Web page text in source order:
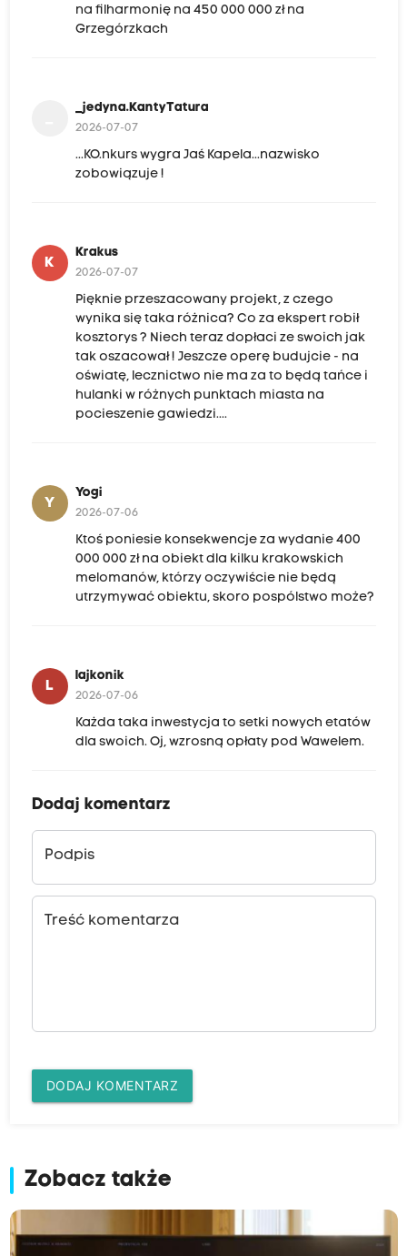
na filharmonię na 450 000 000 zł na
Grzegórzkach
_jedyna.KantyTatura
2026-07-07
...KO.nkurs wygra Jaś Kapela...nazwisko
zobowiązuje !
K
Krakus
2026-07-07
Pięknie przeszacowany projekt, z czego
wynika się taka różnica? Co za ekspert robił
kosztorys ? Niech teraz dopłaci ze swoich jak
tak oszacował ! Jeszcze operę budujcie - na
oświatę, lecznictwo nie ma za to będą tańce i
hulanki w różnych punktach miasta na
pocieszenie gawiedzi....
Y
Yogi
2026-07-06
Ktoś poniesie konsekwencje za wydanie 400
000 000 zł na obiekt dla kilku krakowskich
melomanów, którzy oczywiście nie będą
utrzymywać obiektu, skoro pospólstwo może?
L
lajkonik
2026-07-06
Każda taka inwestycja to setki nowych etatów
dla swoich. Oj, wzrosną opłaty pod Wawelem.
Dodaj komentarz
Podpis
Treść komentarza
DODAJ KOMENTARZ
Zobacz także